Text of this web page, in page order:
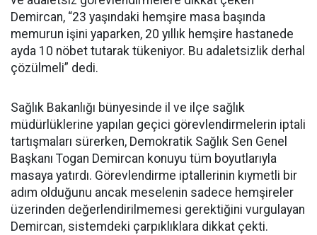
Demircan, “23 yaşındaki hemşire masa başında
memurun işini yaparken, 20 yıllık hemşire hastanede
ayda 10 nöbet tutarak tükeniyor. Bu adaletsizlik derhal
çözülmeli” dedi.
Sağlık Bakanlığı bünyesinde il ve ilçe sağlık
müdürlüklerine yapılan geçici görevlendirmelerin iptali
tartışmaları sürerken, Demokratik Sağlık Sen Genel
Başkanı Togan Demircan konuyu tüm boyutlarıyla
masaya yatırdı. Görevlendirme iptallerinin kıymetli bir
adım olduğunu ancak meselenin sadece hemşireler
üzerinden değerlendirilmemesi gerektiğini vurgulayan
Demircan, sistemdeki çarpıklıklara dikkat çekti.